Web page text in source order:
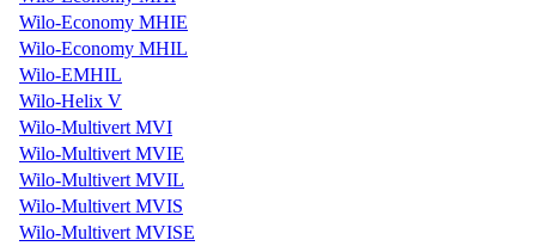
Wilo-Economy MHIE
Wilo-Economy MHIL
Wilo-EMHIL
Wilo-Helix V
Wilo-Multivert MVI
Wilo-Multivert MVIE
Wilo-Multivert MVIL
Wilo-Multivert MVIS
Wilo-Multivert MVISE